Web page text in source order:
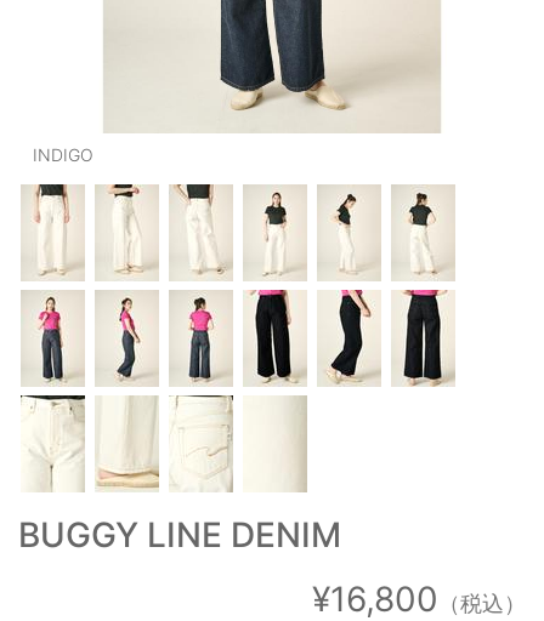
OUTERS : アウター
PANTS/SKIRT : パンツ・スカート
TOPS : トップス
OUTERS : アウター
OUTLET : アウトレット
MENS : メンズ
LADIES : レディース
新規会員登録
INDIGO
BUGGY LINE DENIM
¥16,800 （税込）